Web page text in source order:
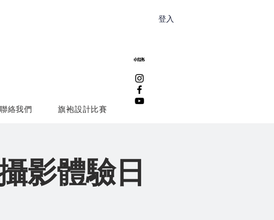
登入
聯絡我們 旗袍設計比賽
影體驗日